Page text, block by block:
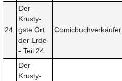
24.
Der
Krusty-
gste Ort
der Erde
- Teil 24
Comicbuchverkäufer
Der
Krusty-